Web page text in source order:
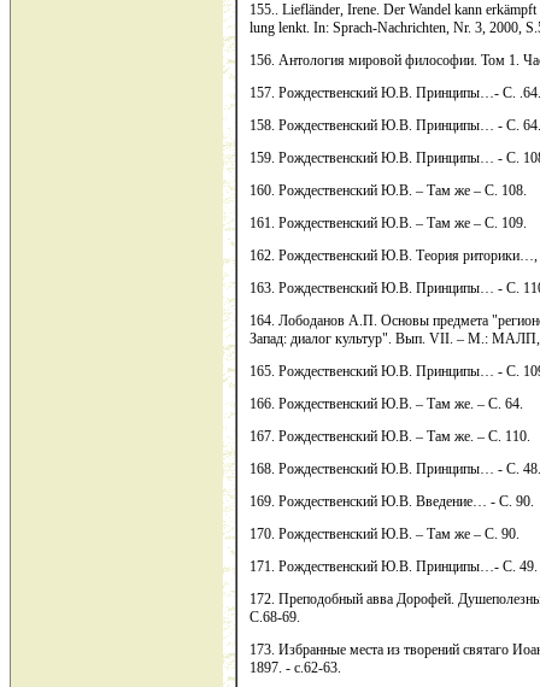
155.. Liefländer, Irene. Der Wandel kann
lung lenkt. In: Sprach-Nachrichten, Nr. 3, 2000,
156. Антология мировой философии. Том 1.
157. Рождественский Ю.В. Принципы…- С. .64.
158. Рождественский Ю.В. Принципы… - С. 64.
159. Рождественский Ю.В. Принципы… - С.
160. Рождественский Ю.В. – Там же – С. 108.
161. Рождественский Ю.В. – Там же – С. 109.
162. Рождественский Ю.В. Теория
163. Рождественский Ю.В. Принципы… - С.
164. Лободанов А.П. Основы предмета
Запад: диалог культур". Вып. VII. – М.:
165. Рождественский Ю.В. Принципы… - С.
166. Рождественский Ю.В. – Там же. – С. 64.
167. Рождественский Ю.В. – Там же. – С. 110.
168. Рождественский Ю.В. Принципы… - С. 48.
169. Рождественский Ю.В. Введение… - С. 90.
170. Рождественский Ю.В. – Там же – С. 90.
171. Рождественский Ю.В. Принципы…- С. 49.
172. Преподобный авва Дорофей.
С.68-69.
173. Избранные места из творений святаго
1897. - с.62-63.